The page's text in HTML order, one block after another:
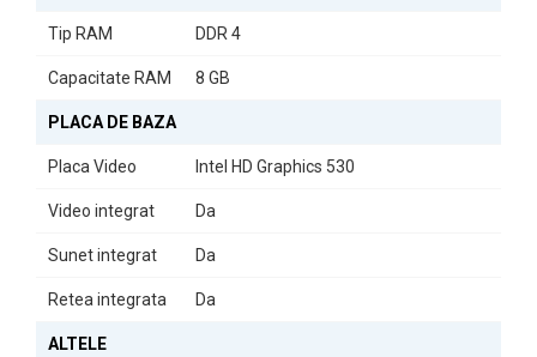
Tip RAM DDR 4
Capacitate RAM 8 GB
PLACA DE BAZA
Placa Video Intel HD Graphics 530
Video integrat Da
Sunet integrat Da
Retea integrata Da
ALTELE